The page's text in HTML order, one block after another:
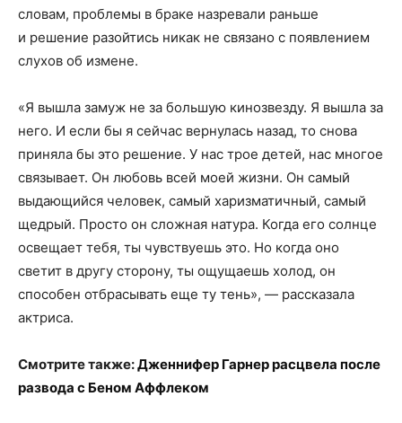
словам, проблемы в браке назревали раньше
и решение разойтись никак не связано с появлением
слухов об измене.
«Я вышла замуж не за большую кинозвезду. Я вышла за
него. И если бы я сейчас вернулась назад, то снова
приняла бы это решение. У нас трое детей, нас многое
связывает. Он любовь всей моей жизни. Он самый
выдающийся человек, самый харизматичный, самый
щедрый. Просто он сложная натура. Когда его солнце
освещает тебя, ты чувствуешь это. Но когда оно
светит в другу сторону, ты ощущаешь холод, он
способен отбрасывать еще ту тень», — рассказала
актриса.
Смотрите также:Дженнифер Гарнер расцвела после
развода с Беном Аффлеком